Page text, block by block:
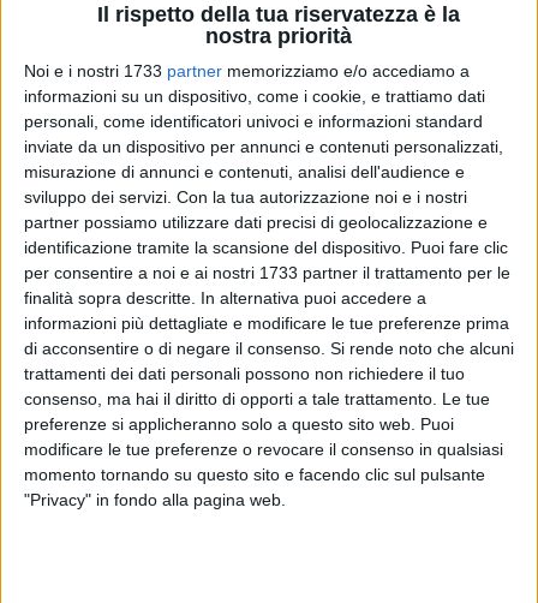
Il rispetto della tua riservatezza è la
nostra priorità
Noi e i nostri 1733 partner memorizziamo e/o accediamo a
informazioni su un dispositivo, come i cookie, e trattiamo dati
personali, come identificatori univoci e informazioni standard
inviate da un dispositivo per annunci e contenuti personalizzati,
misurazione di annunci e contenuti, analisi dell'audience e
sviluppo dei servizi. Con la tua autorizzazione noi e i nostri
partner possiamo utilizzare dati precisi di geolocalizzazione e
identificazione tramite la scansione del dispositivo. Puoi fare clic
per consentire a noi e ai nostri 1733 partner il trattamento per le
finalità sopra descritte. In alternativa puoi accedere a
informazioni più dettagliate e modificare le tue preferenze prima
di acconsentire o di negare il consenso. Si rende noto che alcuni
trattamenti dei dati personali possono non richiedere il tuo
consenso, ma hai il diritto di opporti a tale trattamento. Le tue
preferenze si applicheranno solo a questo sito web. Puoi
modificare le tue preferenze o revocare il consenso in qualsiasi
momento tornando su questo sito e facendo clic sul pulsante
"Privacy" in fondo alla pagina web.
È in corso dalla serata di giovedì 19 ottobre uno sciopero del
trasporto pubblico che durerà sino alle 21.00 di venerdì 20
ottobre. Diverse le sigle sindacali che vi hanno aderito.
Disagi inevitabili potrebbero esserci per i pendolari di
Molfetta sia nel settore ferroviario, soprattutto in quello su
strada ed anche in quello aereo, con ritardi e cancellazioni.
Trenitalia ed Italo hanno fatto sapere nelle scorse ore che
saranno assicurati i collegamenti dell'Alta Velocità, i
Frecciarossa e gli Intercity. Problemi ci potrebbero essere
invece per i treni regionali, anche se nel corso della giornata